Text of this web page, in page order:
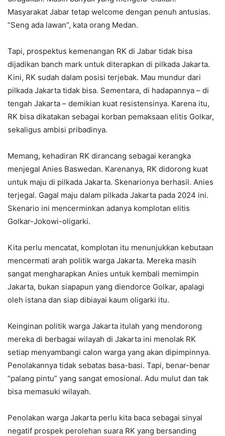
Masyarakat Jabar tetap welcome dengan penuh antusias.
“Seng ada lawan”, kata orang Medan.
Tapi, prospektus kemenangan RK di Jabar tidak bisa
dijadikan banch mark untuk diterapkan di pilkada Jakarta.
Kini, RK sudah dalam posisi terjebak. Mau mundur dari
pilkada Jakarta tidak bisa. Sementara, di hadapannya – di
tengah Jakarta – demikian kuat resistensinya. Karena itu,
RK bisa dikatakan sebagai korban pemaksaan elitis Golkar,
sekaligus ambisi pribadinya.
Memang, kehadiran RK dirancang sebagai kerangka
menjegal Anies Baswedan. Karenanya, RK didorong kuat
untuk maju di pilkada Jakarta. Skenarionya berhasil. Anies
terjegal. Gagal maju dalam pilkada Jakarta pada 2024 ini.
Skenario ini mencerminkan adanya komplotan elitis
Golkar-Jokowi-oligarki.
Kita perlu mencatat, komplotan itu menunjukkan kebutaan
mencermati arah politik warga Jakarta. Mereka masih
sangat mengharapkan Anies untuk kembali memimpin
Jakarta, bukan siapapun yang diendorce Golkar, apalagi
oleh istana dan siap dibiayai kaum oligarki itu.
Keinginan politik warga Jakarta itulah yang mendorong
mereka di berbagai wilayah di Jakarta ini menolak RK
setiap menyambangi calon warga yang akan dipimpinnya.
Penolakannya tidak sebatas basa-basi. Tapi, benar-benar
“palang pintu” yang sangat emosional. Adu mulut dan tak
bisa memasuki wilayah.
Penolakan warga Jakarta perlu kita baca sebagai sinyal
negatif prospek perolehan suara RK yang bersanding